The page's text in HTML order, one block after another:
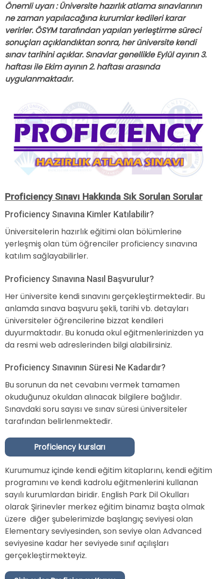
Önemli uyarı : Üniversite hazırlık atlama sınavlarının
ne zaman yapılacağına kurumlar kedileri karar
verirler. ÖSYM tarafından yapılan yerleştirme süreci
sonuçları açıklandıktan sonra, her üniversite kendi
sınav tarihini açıklar. Sınavlar genellikle Eylül ayının 3.
haftası ile Ekim ayının 2. haftası arasında
uygulanmaktadır.
Proficiency Sınavı Hakkında Sık Sorulan Sorular
Proficiency Sınavına Kimler Katılabilir?
Üniversitelerin hazırlık eğitimi olan bölümlerine
yerleşmiş olan tüm öğrenciler proficiency sınavına
katılım sağlayabilirler.
Proficiency Sınavına Nasıl Başvurulur?
Her üniversite kendi sınavını gerçekleştirmektedir. Bu
anlamda sınava başvuru şekli, tarihi vb. detayları
üniversiteler öğrencilerine bizzat kendileri
duyurmaktadır. Bu konuda okul eğitmenlerinizden ya
da resmi web adreslerinden bilgi alabilirsiniz.
Proficiency Sınavının Süresi Ne Kadardır?
Bu sorunun da net cevabını vermek tamamen
okuduğunuz okuldan alınacak bilgilere bağlıdır.
Sınavdaki soru sayısı ve sınav süresi üniversiteler
tarafından belirlenmektedir.
Proficiency kursları
Kurumumuz içinde kendi eğitim kitaplarını, kendi eğitim
programını ve kendi kadrolu eğitmenlerini kullanan
sayılı kurumlardan biridir. English Park Dil Okulları
olarak Şirinevler merkez eğitim binamız başta olmak
üzere diğer şubelerimizde başlangıç seviyesi olan
Elementary seviyesinden, son seviye olan Advanced
seviyesine kadar her seviyede sınıf açılışları
gerçekleştirmekteyiz.